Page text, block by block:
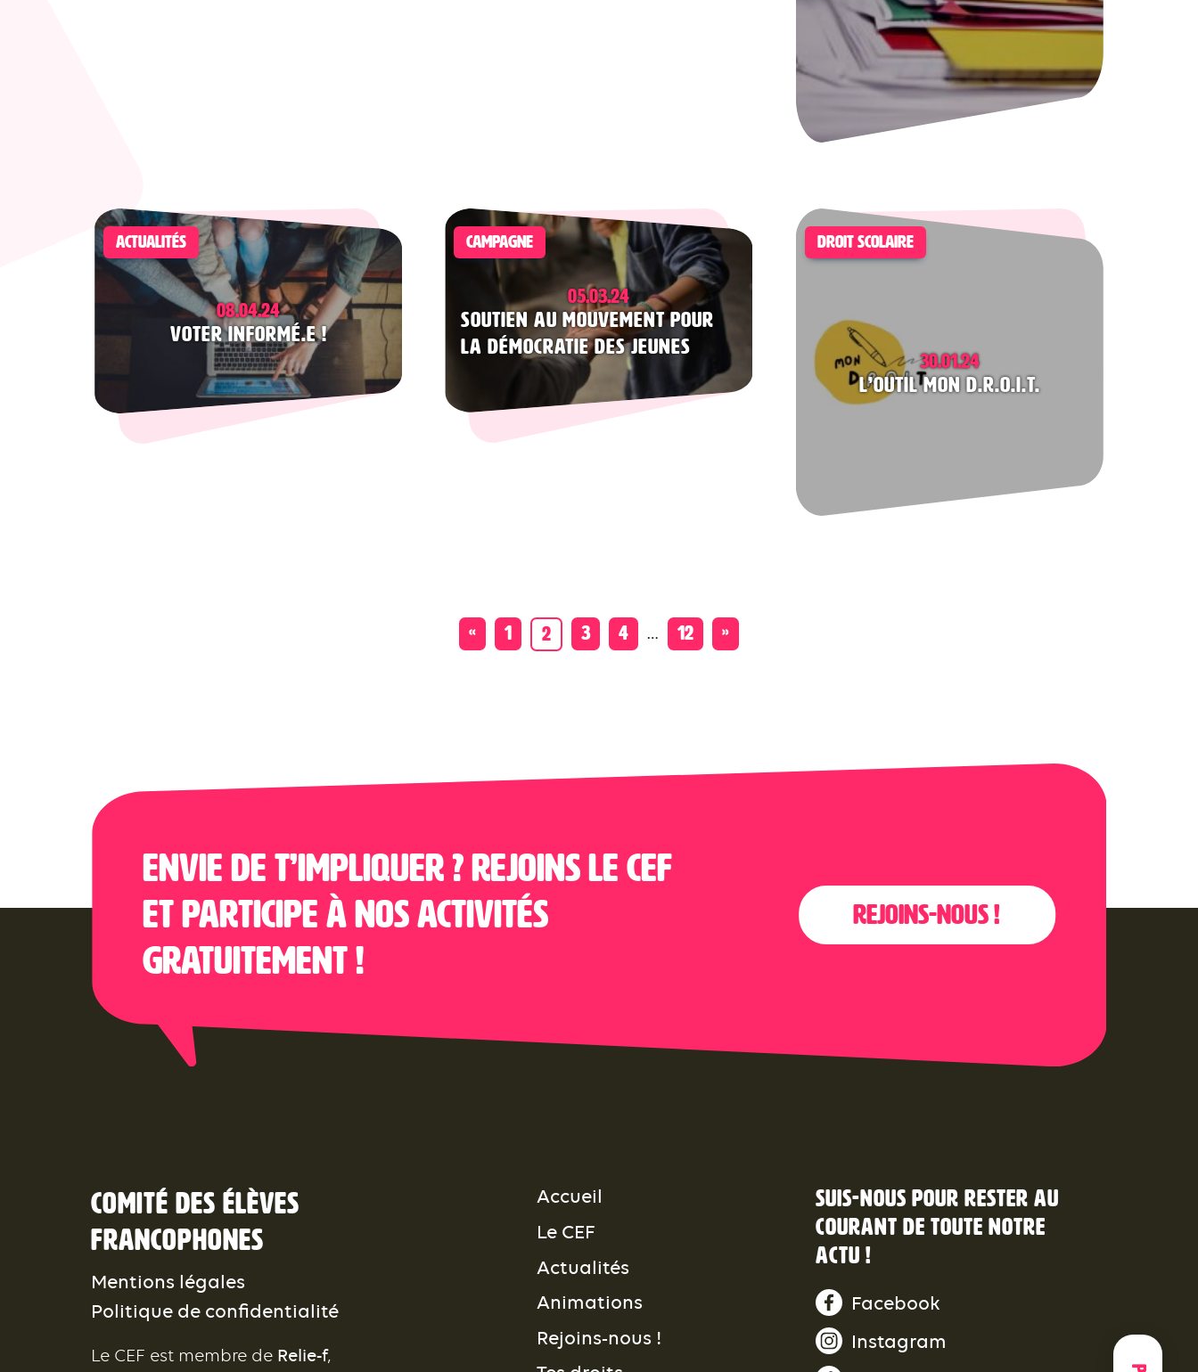
ACTUALITÉS
08.04.24
Voter informé.e !
CAMPAGNE
05.03.24
Soutien au Mouvement pour
la Démocratie des Jeunes
DROIT SCOLAIRE
30.01.24
L’outil Mon D.R.O.I.T.
« 1 2 3 4 … 12 »
Envie de t’impliquer ? Rejoins le CEF
et participe à nos activités
gratuitement !
Rejoins-nous !
Comité des élèves
francophones
Mentions légales
Politique de confidentialité
Le CEF est membre de Relie-f,
Accueil
Le CEF
Actualités
Animations
Rejoins-nous !
Suis-nous pour rester au
courant de toute notre
actu !
Facebook
Instagram